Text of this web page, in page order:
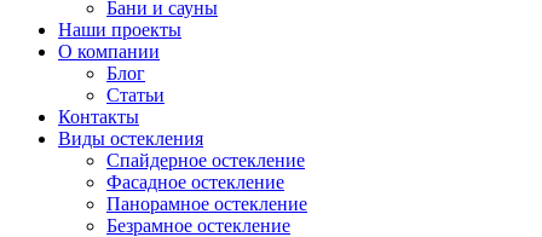
Бани и сауны
Наши проекты
О компании
Блог
Статьи
Контакты
Виды остекления
Спайдерное остекление
Фасадное остекление
Панорамное остекление
Безрамное остекление